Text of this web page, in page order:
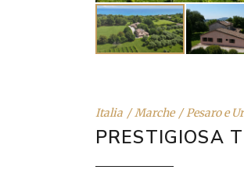
Italia Marche Pesaro e
PRESTIGIOSA